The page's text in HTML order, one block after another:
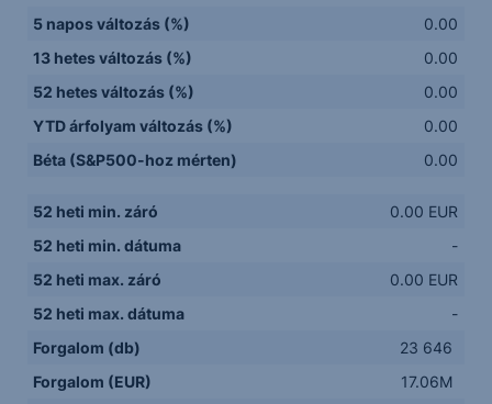
5 napos változás (%)
0.00
13 hetes változás (%)
0.00
52 hetes változás (%)
0.00
YTD árfolyam változás (%)
0.00
Béta (S&P500-hoz mérten)
0.00
52 heti min. záró
0.00 EUR
52 heti min. dátuma
-
52 heti max. záró
0.00 EUR
52 heti max. dátuma
-
Forgalom (db)
23 646
Forgalom (EUR)
17.06M